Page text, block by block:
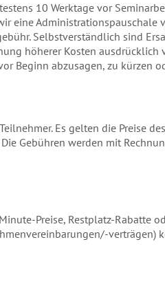
10 Werktage vor
eine Administrationspauschale
Selbstverständlich sind
höherer Kosten ausdrücklich
Beginn abzusagen, zu kürzen
Es gelten die Preise
Gebühren werden mit
Preise, Restplatz-Rabatte
verträgen)